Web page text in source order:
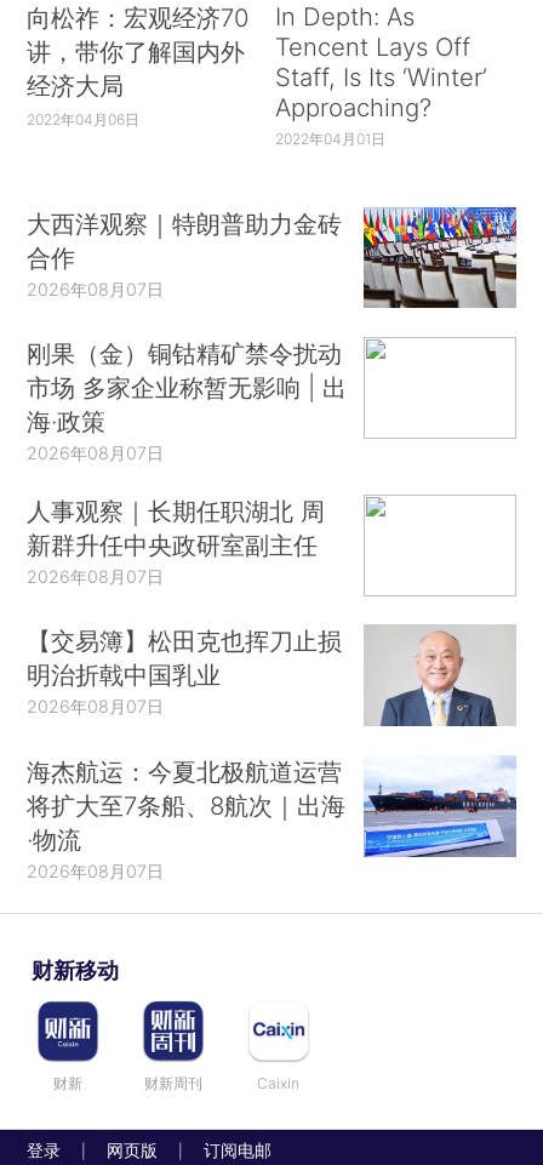
向松祚：宏观经济70
讲，带你了解国内外
经济大局
2022年04月06日
In Depth: As
Tencent Lays Off
Staff, Is Its ‘Winter’
Approaching?
2022年04月01日
大西洋观察｜特朗普助力金砖
合作
2026年08月07日
刚果（金）铜钴精矿禁令扰动
市场 多家企业称暂无影响 | 出
海·政策
2026年08月07日
人事观察｜长期任职湖北 周
新群升任中央政研室副主任
2026年08月07日
【交易簿】松田克也挥刀止损
明治折戟中国乳业
2026年08月07日
海杰航运：今夏北极航道运营
将扩大至7条船、8航次｜出海
·物流
2026年08月07日
财新移动
财新 财新周刊 Caixin
登录 网页版 订阅电邮